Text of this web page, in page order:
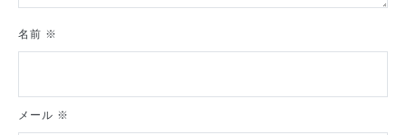
名前 ※
メール ※